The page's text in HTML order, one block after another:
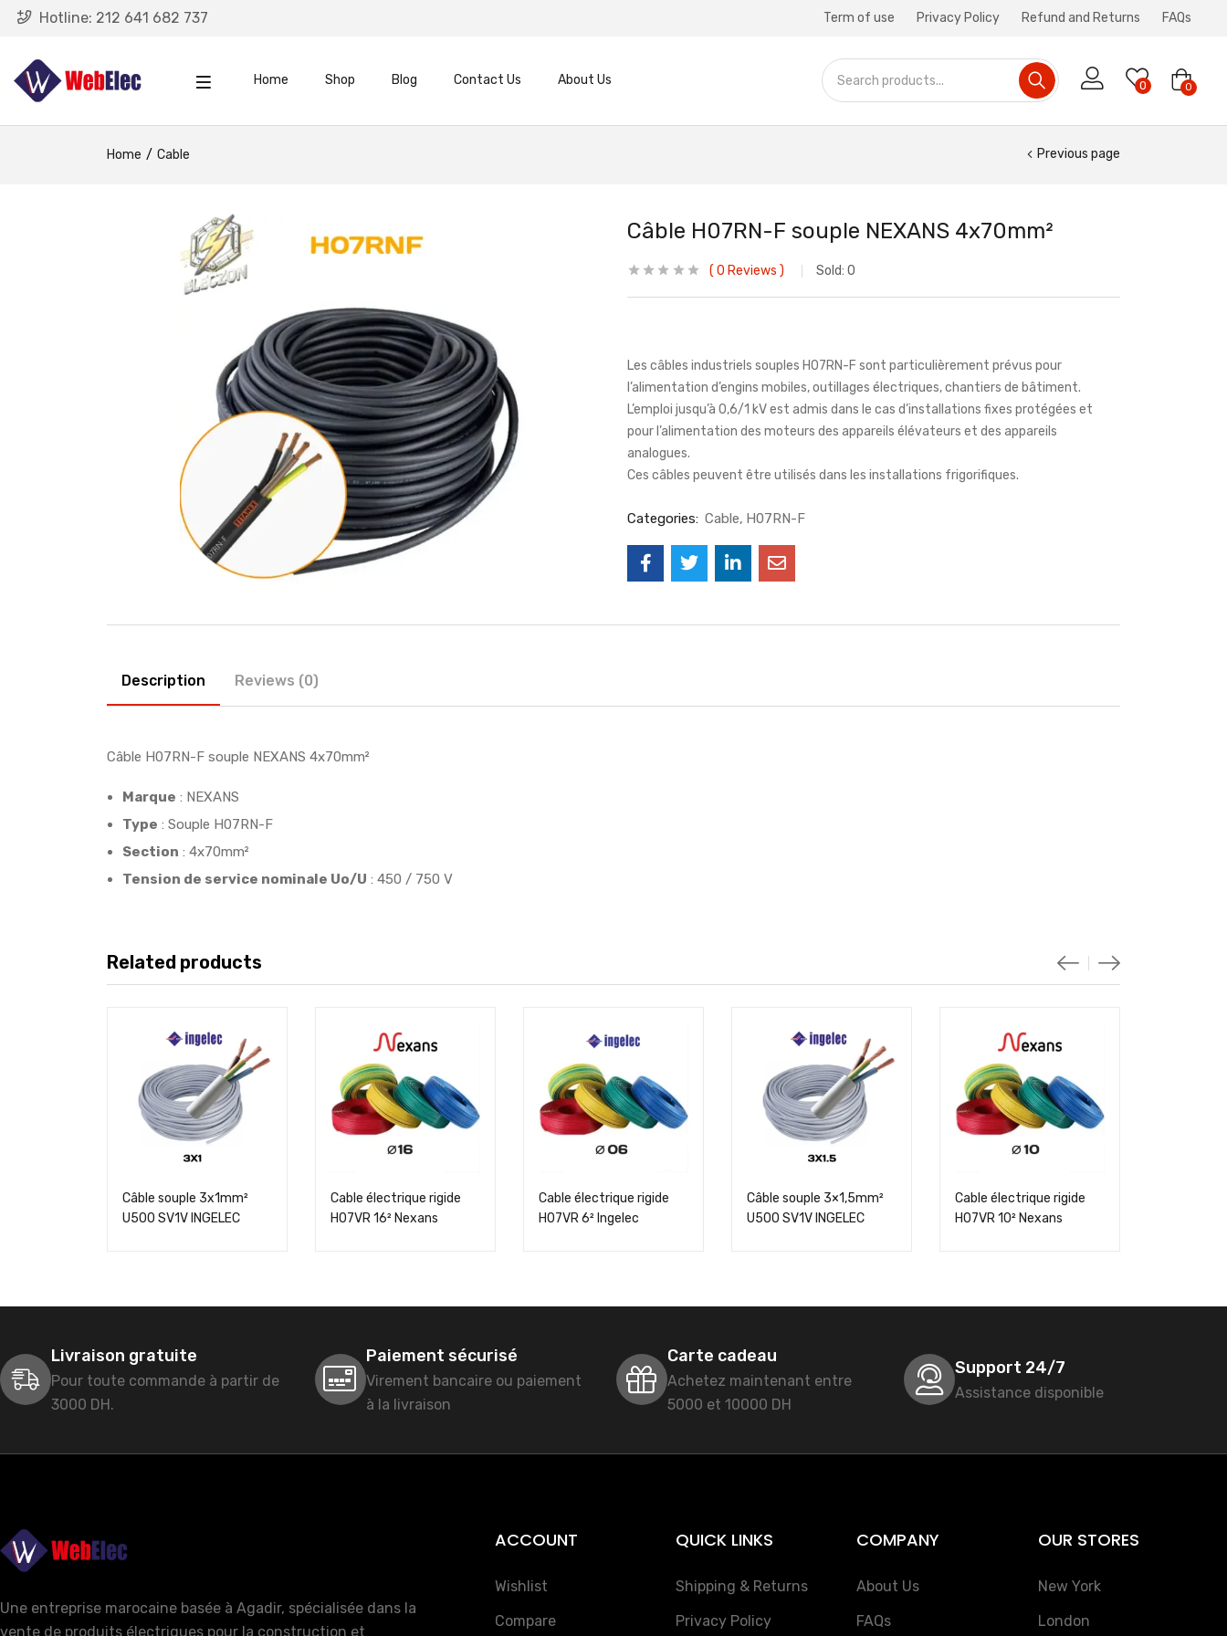
Hotline: 212 641 682 737 Term of use Privacy Policy Refund and Returns FAQs
Home Shop Blog Contact Us About Us 0 0
Home Cable Previous page
Câble H07RN-F souple NEXANS 4x70mm²
0 Reviews Sold: 0
Les câbles industriels souples H07RN-F sont particulièrement prévus pour
l’alimentation d’engins mobiles, outillages électriques, chantiers de bâtiment.
L’emploi jusqu’à 0,6/1 kV est admis dans le cas d’installations fixes protégées et
pour l’alimentation des moteurs des appareils élévateurs et des appareils
analogues.
Ces câbles peuvent être utilisés dans les installations frigorifiques.
Categories: Cable H07RN-F
Description Reviews (0)
Câble H07RN-F souple NEXANS 4x70mm²
Marque : NEXANS
Type : Souple H07RN-F
Section : 4x70mm²
Tension de service nominale Uo/U : 450 / 750 V
Related products
Câble souple 3x1mm²
U500 SV1V INGELEC
Cable électrique rigide
H07VR 16² Nexans
Cable électrique rigide
H07VR 6² Ingelec
Câble souple 3×1,5mm²
U500 SV1V INGELEC
Cable électrique rigide
H07VR 10² Nexans
Livraison gratuite
Pour toute commande à partir de
3000 DH.
Paiement sécurisé
Virement bancaire ou paiement
à la livraison
Carte cadeau
Achetez maintenant entre
5000 et 10000 DH
Support 24/7
Assistance disponible
Une entreprise marocaine basée à Agadir, spécialisée dans la
vente de produits électriques pour la construction et
ACCOUNT
Wishlist
Compare
QUICK LINKS
Shipping & Returns
Privacy Policy
COMPANY
About Us
FAQs
OUR STORES
New York
London